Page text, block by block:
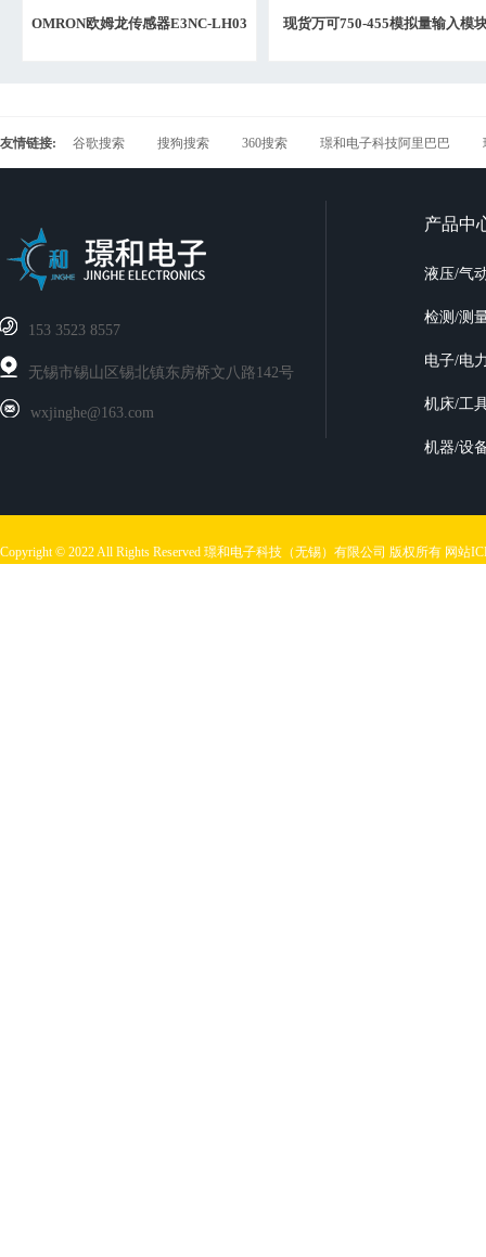
OMRON欧姆龙传感器E3NC-LH03 现货万可750-455模拟量输入模
友情链接: 谷歌搜索 搜狗搜索 360搜索 璟和电子科技阿里巴巴
‭153 3523 8557
无锡市锡山区锡北镇东房桥文八路142号
wxjinghe@163.com
产品中
液压/气
检测/测
电子/电
机床/工
机器/设
Copyright © 2022 All Rights Reserved 璟和电子科技（无锡）有限公司 版权所有 网站